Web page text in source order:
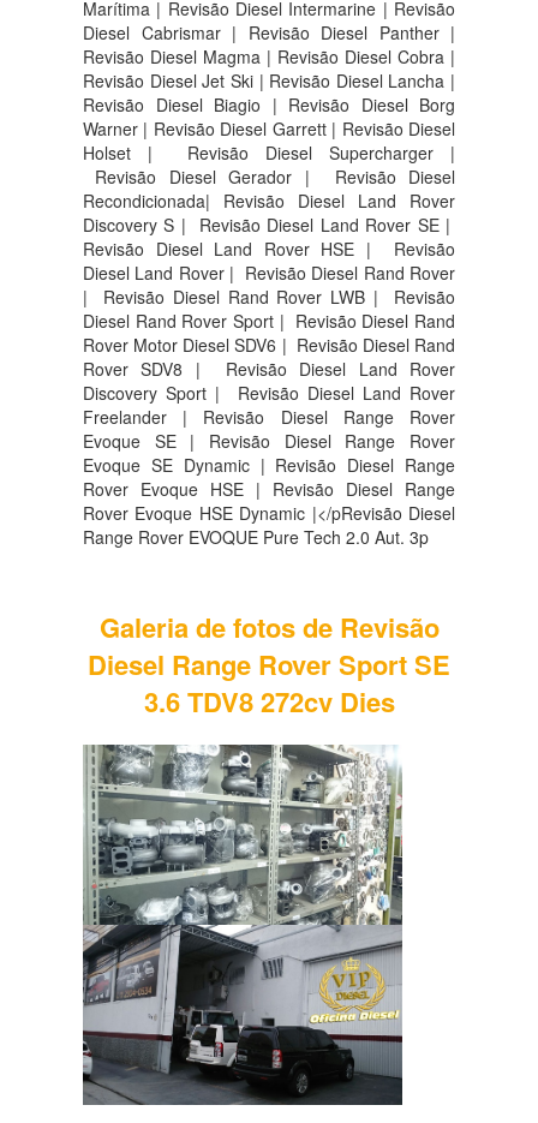
Marítima | Revisão Diesel Intermarine | Revisão
Diesel Cabrismar | Revisão Diesel Panther |
Revisão Diesel Magma | Revisão Diesel Cobra |
Revisão Diesel Jet Ski | Revisão Diesel Lancha |
Revisão Diesel Biagio | Revisão Diesel Borg
Warner | Revisão Diesel Garrett | Revisão Diesel
Holset | Revisão Diesel Supercharger |
Revisão Diesel Gerador | Revisão Diesel
Recondicionada| Revisão Diesel Land Rover
Discovery S |
Revisão Diesel Land Rover SE |
Revisão Diesel Land Rover HSE |
Revisão
Diesel Land Rover | Revisão Diesel Rand Rover
|
Revisão Diesel Rand Rover LWB |
Revisão
Diesel Rand Rover Sport | Revisão Diesel Rand
Rover Motor Diesel SDV6 | Revisão Diesel Rand
Rover SDV8 |
Revisão Diesel Land Rover
Discovery Sport |
Revisão Diesel Land Rover
Freelander | Revisão Diesel Range Rover
Evoque SE | Revisão Diesel Range Rover
Evoque SE Dynamic | Revisão Diesel Range
Rover Evoque HSE | Revisão Diesel Range
Rover Evoque HSE Dynamic |</pRevisão Diesel
Range Rover EVOQUE Pure Tech 2.0 Aut. 3p
Galeria de fotos de Revisão
Diesel Range Rover Sport SE
3.6 TDV8 272cv Dies